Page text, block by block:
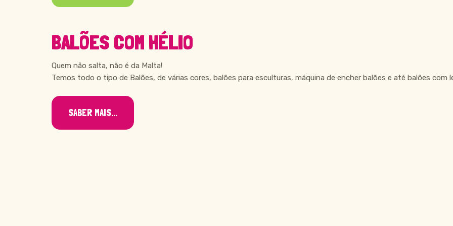
BALÕES COM HÉLIO
Quem não salta, não é da Malta!
Temos todo o tipo de Balões, de várias cores, balões para esculturas, máquina de encher balões e até balões com
SABER MAIS...